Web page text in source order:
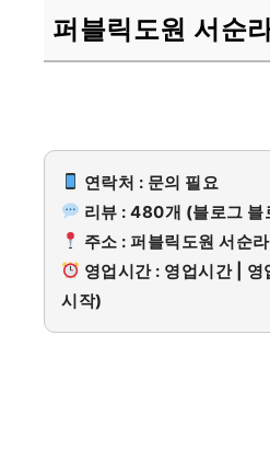
퍼블릭도원 서순
연락처 : 문의 필요
리뷰 : 480개 (블로그
주소 : 퍼블릭도원 서순
영업시간 : 영업시간 |
시작)